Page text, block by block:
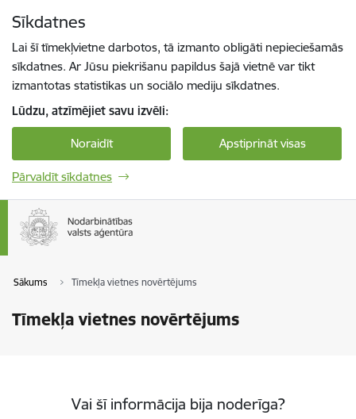
Sīkdatnes
Lai šī tīmekļvietne darbotos, tā izmanto obligāti nepieciešamās
sīkdatnes. Ar Jūsu piekrišanu papildus šajā vietnē var tikt
izmantotas statistikas un sociālo mediju sīkdatnes.
Lūdzu, atzīmējiet savu izvēli:
Noraidīt Apstiprināt visas
Pārvaldīt sīkdatnes
Sākums Tīmekļa vietnes novērtējums
Tīmekļa vietnes novērtējums
Vai šī informācija bija noderīga?